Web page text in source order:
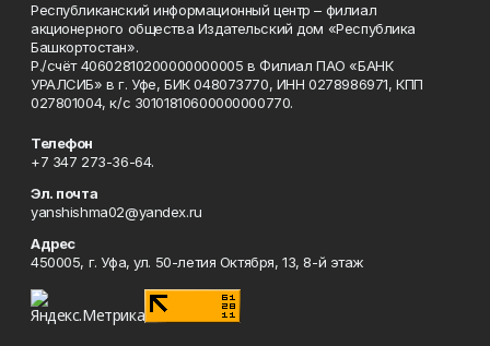
Республиканский информационный центр – филиал
акционерного общества Издательский дом «Республика
Башкортостан».
Р./счёт 40602810200000000005 в Филиал ПАО «БАНК
УРАЛСИБ» в г. Уфе, БИК 048073770, ИНН 0278986971, КПП
027801004, к/с 30101810600000000770.
Телефон
+7 347 273-36-64.
Эл. почта
yanshishma02@yandex.ru
Адрес
450005, г. Уфа, ул. 50-летия Октября, 13, 8-й этаж